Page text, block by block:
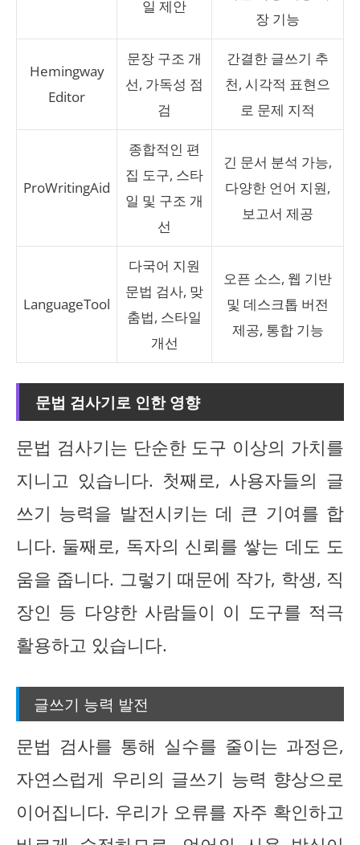
일 제안
장 기능
Hemingway
Editor
문장 구조 개
선, 가독성 점
검
간결한 글쓰기 추
천, 시각적 표현으
로 문제 지적
ProWritingAid
종합적인 편
집 도구, 스타
일 및 구조 개
선
긴 문서 분석 가능,
다양한 언어 지원,
보고서 제공
LanguageTool
다국어 지원
문법 검사, 맞
춤법, 스타일
개선
오픈 소스, 웹 기반
및 데스크톱 버전
제공, 통합 기능
문법 검사기로 인한 영향
문법 검사기는 단순한 도구 이상의 가치를
지니고 있습니다. 첫째로, 사용자들의 글
쓰기 능력을 발전시키는 데 큰 기여를 합
니다. 둘째로, 독자의 신뢰를 쌓는 데도 도
움을 줍니다. 그렇기 때문에 작가, 학생, 직
장인 등 다양한 사람들이 이 도구를 적극
활용하고 있습니다.
글쓰기 능력 발전
문법 검사를 통해 실수를 줄이는 과정은,
자연스럽게 우리의 글쓰기 능력 향상으로
이어집니다. 우리가 오류를 자주 확인하고